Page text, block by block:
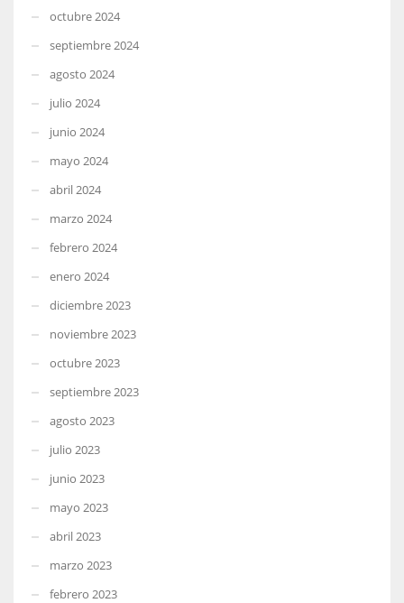
octubre 2024
septiembre 2024
agosto 2024
julio 2024
junio 2024
mayo 2024
abril 2024
marzo 2024
febrero 2024
enero 2024
diciembre 2023
noviembre 2023
octubre 2023
septiembre 2023
agosto 2023
julio 2023
junio 2023
mayo 2023
abril 2023
marzo 2023
febrero 2023